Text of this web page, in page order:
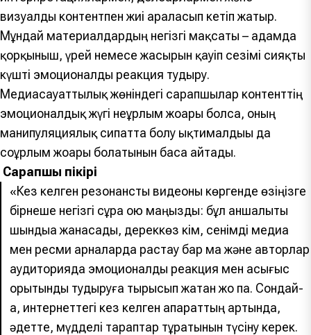
визуалды контентпен жиі араласып кетіп жатыр.
Мұндай материалдардың негізгі мақсаты – адамда
қорқыныш, үрей немесе жасырын қауіп сезімі сияқты
күшті эмоционалды реакция тудыру.
Медиасауаттылық жөніндегі сарапшылар контенттің
эмоционалдық жүгі неғұрлым жоғары болса, оның
манипуляциялық сипатта болу ықтималдығы да
соғұрлым жоғары болатынын баса айтады.
Сарапшы пікірі
«Кез келген резонансты видеоны көргенде өзіңізге
бірнеше негізгі сұрақ қою маңызды: бұл қаншалықты
шындыққа жанасады, дереккөз кім, сенімді медиа
мен ресми арналарда растау бар ма және авторлар
аудиторияда эмоционалды реакция мен асығыс
қорытынды тудыруға тырысып жатқан жоқ па. Сондай-
ақ, интернеттегі кез келген ақпараттың артында,
әдетте, мүдделі тараптар тұратынын түсіну керек.